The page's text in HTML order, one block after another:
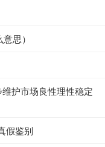
思）
护市场良性理性稳定
假鉴别